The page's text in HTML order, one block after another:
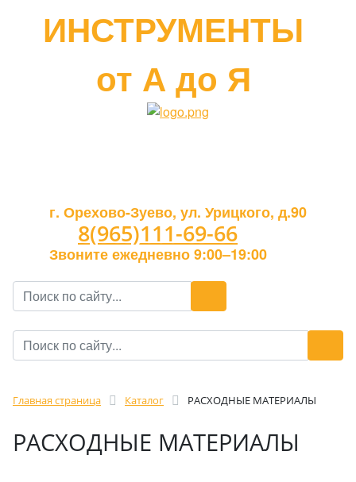
ИНСТРУМЕНТЫ
от А до Я
г. Орехово-Зуево, ул. Урицкого, д.90
8(965)111-69-66
Звоните ежедневно 9:00–19:00
Главная страница Каталог РАСХОДНЫЕ МАТЕРИАЛЫ
РАСХОДНЫЕ МАТЕРИАЛЫ